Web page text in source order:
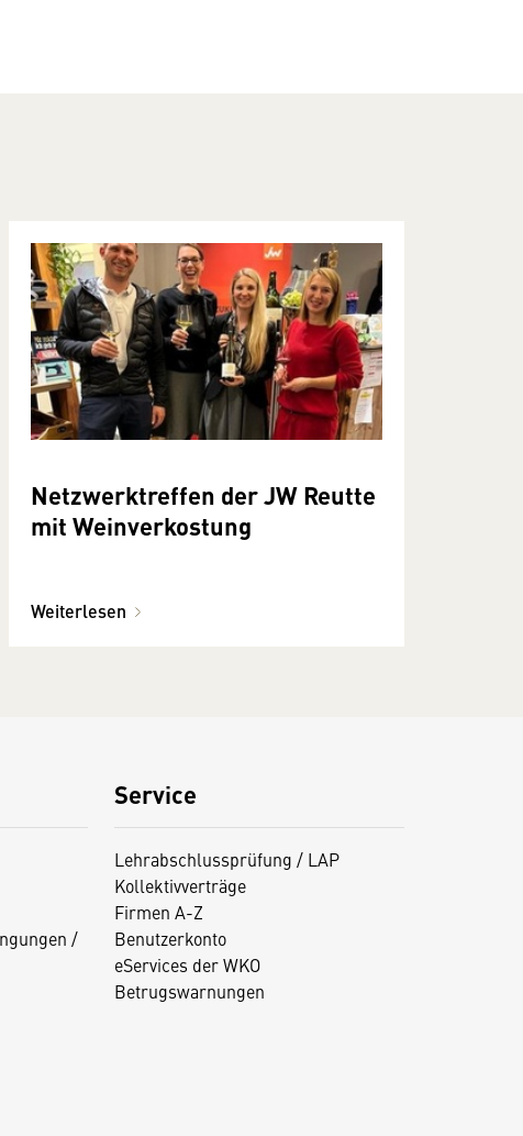
Netzwerktreffen der JW Reutte
mit Weinverkostung
Weiterlesen
/
Service
Lehrabschlussprüfung / LAP
Kollektivverträge
Firmen A-Z
Benutzerkonto
eServices der WKO
Betrugswarnungen